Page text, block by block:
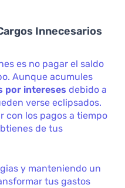
Innecesarios
es no pagar el saldo
Aunque acumules
por intereses debido a
verse eclipsados.
con los pagos a tiempo
de tus
y manteniendo un
tus gastos